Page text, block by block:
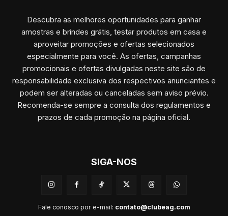
Descubra as melhores oportunidades para ganhar
amostras e brindes grátis, testar produtos em casa e
aproveitar promoções e ofertas selecionados
especialmente para você. As ofertas, campanhas
promocionais e ofertas divulgadas neste site são de
responsabilidade exclusiva dos respectivos anunciantes e
podem ser alteradas ou canceladas sem aviso prévio.
Recomenda-se sempre a consulta dos regulamentos e
prazos de cada promoção na página oficial.
SIGA-NOS
Fale conosco por e-mail: contato@clubeag.com